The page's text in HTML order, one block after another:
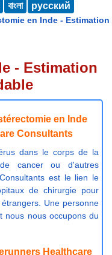
বাংলা русский
en Inde - Estimation
- Estimation
en Inde
Consultants
dans le corps de la
cancer ou d'autres
est le lien le
de chirurgie pour
Une personne
nous nous occupons du
Healthcare